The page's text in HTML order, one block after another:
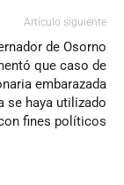
Artículo siguiente
de Osorno
que caso de
embarazada
se haya utilizado
fines políticos